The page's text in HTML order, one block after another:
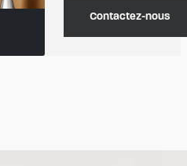
Contactez-nous